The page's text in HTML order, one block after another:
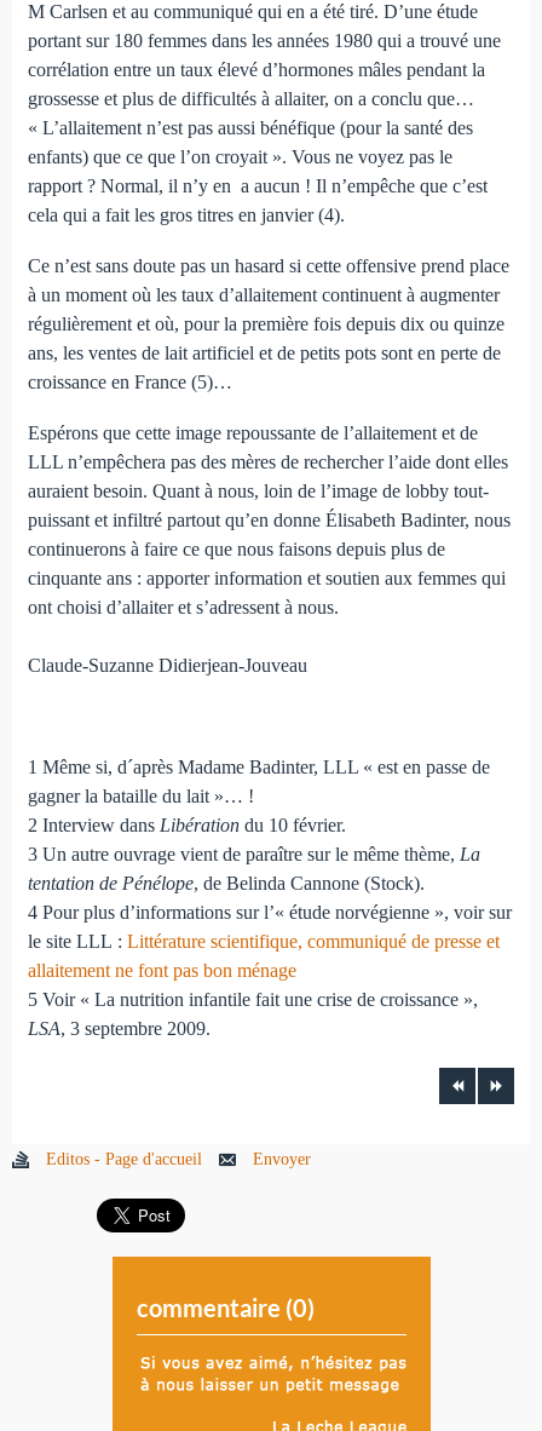
M Carlsen et au communiqué qui en a été tiré. D’une étude
portant sur 180 femmes dans les années 1980 qui a trouvé une
corrélation entre un taux élevé d’hormones mâles pendant la
grossesse et plus de difficultés à allaiter, on a conclu que…
« L’allaitement n’est pas aussi bénéfique (pour la santé des
enfants) que ce que l’on croyait ». Vous ne voyez pas le
rapport ? Normal, il n’y en a aucun ! Il n’empêche que c’est
cela qui a fait les gros titres en janvier (4).
Ce n’est sans doute pas un hasard si cette offensive prend place
à un moment où les taux d’allaitement continuent à augmenter
régulièrement et où, pour la première fois depuis dix ou quinze
ans, les ventes de lait artificiel et de petits pots sont en perte de
croissance en France (5)…
Espérons que cette image repoussante de l’allaitement et de
LLL n’empêchera pas des mères de rechercher l’aide dont elles
auraient besoin. Quant à nous, loin de l’image de lobby tout-
puissant et infiltré partout qu’en donne Élisabeth Badinter, nous
continuerons à faire ce que nous faisons depuis plus de
cinquante ans : apporter information et soutien aux femmes qui
ont choisi d’allaiter et s’adressent à nous.
Claude-Suzanne Didierjean-Jouveau
1 Même si, d´après Madame Badinter, LLL « est en passe de
gagner la bataille du lait »… !
2 Interview dans Libérationdu 10 février.
3 Un autre ouvrage vient de paraître sur le même thème, La
tentation de Pénélope, de Belinda Cannone (Stock).
4 Pour plus d’informations sur l’« étude norvégienne », voir sur
le site LLL : Littérature scientifique, communiqué de presse et
allaitement ne font pas bon ménage
5 Voir « La nutrition infantile fait une crise de croissance »,
LSA, 3 septembre 2009.
Editos - Page d'accueil Envoyer
commentaire (0)